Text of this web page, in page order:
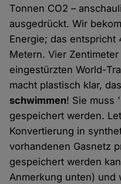
Tonnen CO2 –
ausgedrückt. Wir
Energie; das
Metern. Vier
eingestürzten World-
macht plastisch klar,
schwimmen! Sie muss
gespeichert werden.
Konvertierung in
vorhandenen Gasnetz
gespeichert werden
Anmerkung unten) und